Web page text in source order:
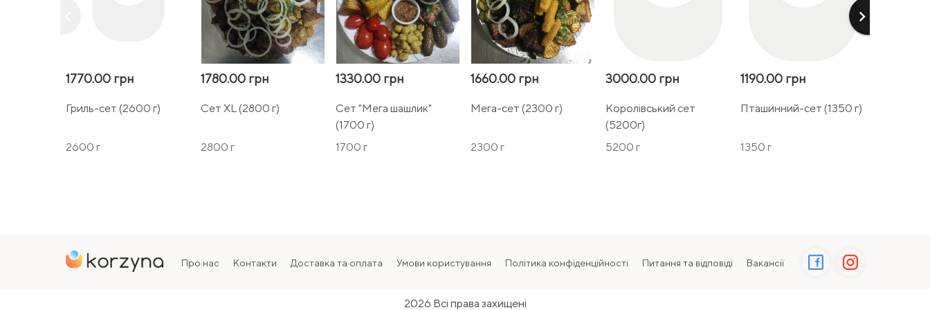
keyboard_arrow_right
1770.00 грн
Гриль-сет (2600 г)
2600 г
1780.00 грн
Сет XL (2800 г)
2800 г
1330.00 грн
Сет "Мега шашлик"
(1700 г)
1700 г
1660.00 грн
Мега-сет (2300 г)
2300 г
3000.00 грн
Королівський сет
(5200г)
5200 г
1190.00 грн
Пташинний-сет (1350 г)
1350 г
Про нас Контакти Доставка та оплата Умови користування Політика конфіденційності Питання та відповіді Вакансії
2026 Всі права захищені